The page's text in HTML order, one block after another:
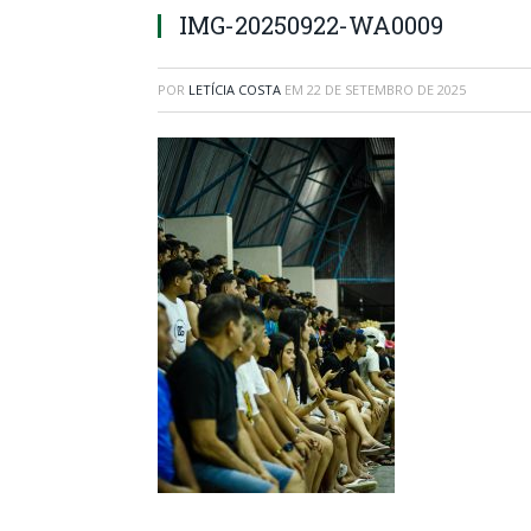
IMG-20250922-WA0009
POR LETÍCIA COSTA EM 22 DE SETEMBRO DE 2025